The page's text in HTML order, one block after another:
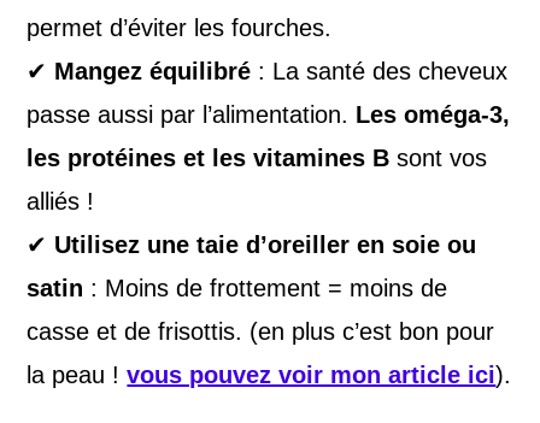
permet d’éviter les fourches.
✔ Mangez équilibré : La santé des cheveux
passe aussi par l’alimentation. Les oméga-3,
les protéines et les vitamines B sont vos
alliés !
✔ Utilisez une taie d’oreiller en soie ou
satin : Moins de frottement = moins de
casse et de frisottis. (en plus c’est bon pour
la peau !vous pouvez voir mon article ici).